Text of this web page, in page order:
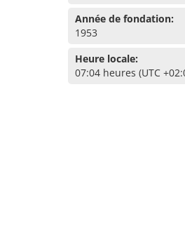
Année de fondation:
1953
Heure locale:
07:04 heures (UTC